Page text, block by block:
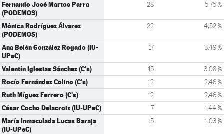
Fernando José Martos Parra
(PODEMOS)
28 5,75 %
Mónica Rodríguez Álvarez
(PODEMOS)
22 4,52 %
Ana Belén González Rogado (IU-
UPeC)
17 3,49 %
Valentín Iglesias Sánchez (C's) 15 3,08 %
Rocío Fernández Colino (C's) 12 2,46 %
Ruth Míguez Ferrero (C's) 12 2,46 %
César Cocho Delacroix (IU-UPeC) 7 1,44 %
María Inmaculada Lucas Baraja
(IU-UPeC)
5 1,03 %